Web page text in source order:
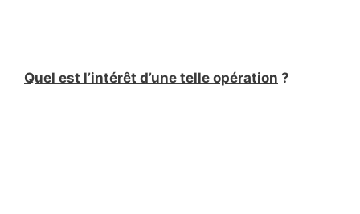
Quel est l’intérêt d’une telle opération ?